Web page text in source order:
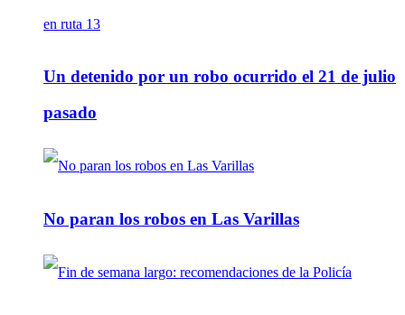
Un detenido por un robo ocurrido el 21 de julio
pasado
No paran los robos en Las Varillas